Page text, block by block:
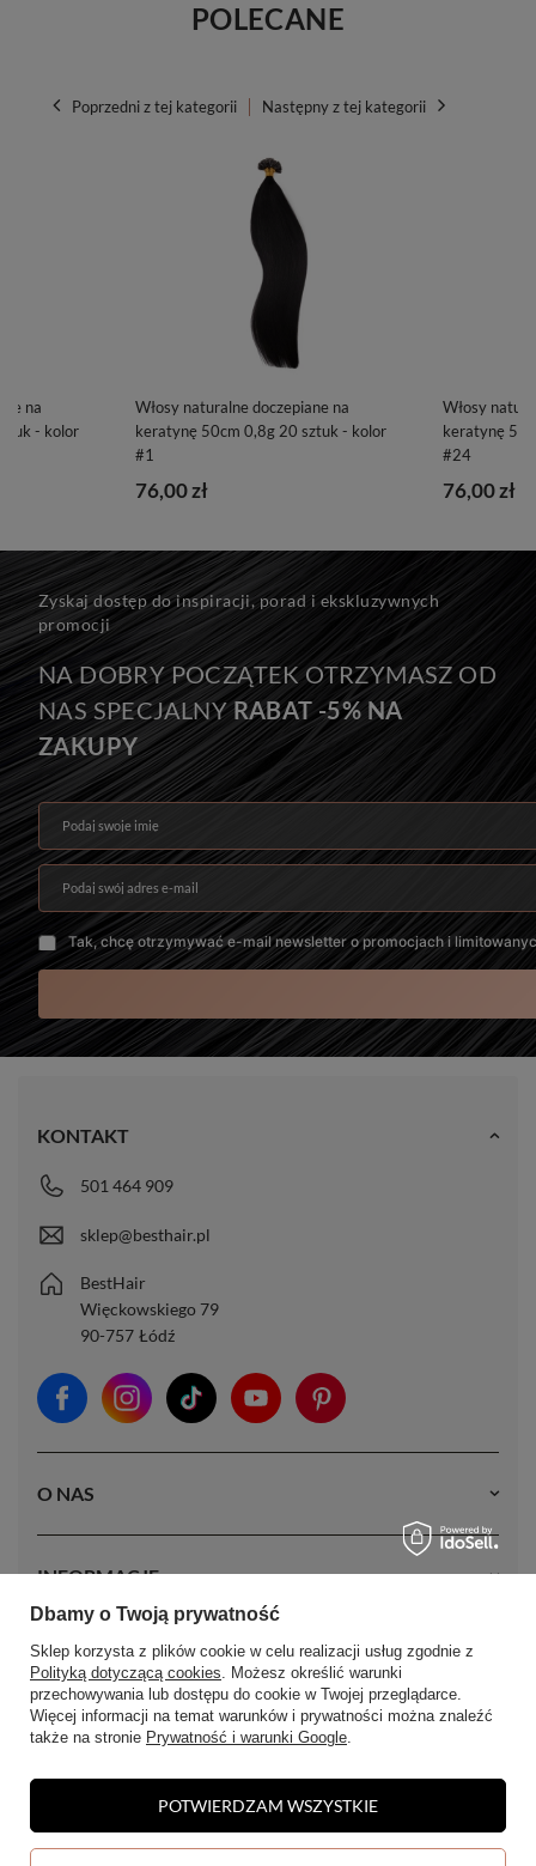
POLECANE
Poprzedni z tej kategorii
na
- kolor
Włosy naturalne doczepiane na
keratynę 50cm 0,8g 20 sztuk - kolor
#1
76,00 zł
Włosy
keratynę
#24
76,00 zł
Następny z tej kategorii
Zyskaj dostęp do inspiracji, porad i ekskluzywnych
promocji
NA DOBRY POCZĄTEK OTRZYMASZ OD
NAS SPECJALNYRABAT -5% NA
ZAKUPY
Podaj swoje imię
Podaj swój adres e-mail
Tak, chcę otrzymywać e-mail newsletter o promocjach i
O NAS
INFORMACJE
MOJE KONTO
KONTAKT
501 464 909
sklep@besthair.pl
BestHair
Więckowskiego 79
90-757 Łódź
Dbamy o Twoją prywatność
Sklep korzysta z plików cookie w celu realizacji usług zgodnie z
Polityką dotyczącą cookies. Możesz określić warunki
przechowywania lub dostępu do cookie w Twojej przeglądarce.
Więcej informacji na temat warunków i prywatności można znaleźć
także na stronie Prywatność i warunki Google.
POTWIERDZAM WSZYSTKIE